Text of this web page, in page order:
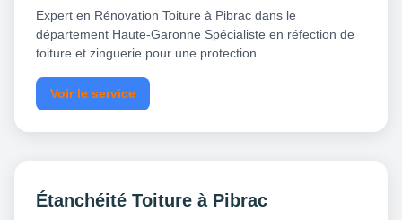
Expert en Rénovation Toiture à Pibrac dans le
département Haute-Garonne Spécialiste en réfection de
toiture et zinguerie pour une protection…...
Voir le service
Étanchéité Toiture à Pibrac